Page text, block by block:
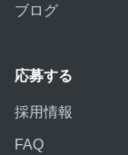
ブログ
応募する
採用情報
FAQ